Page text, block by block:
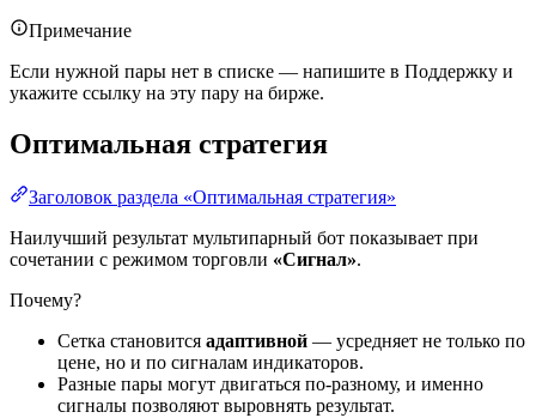
Примечание
Если нужной пары нет в списке — напишите в Поддержку и
укажите ссылку на эту пару на бирже.
Оптимальная стратегия
Заголовок раздела «Оптимальная стратегия»
Наилучший результат мультипарный бот показывает при
сочетании с режимом торговли «Сигнал».
Почему?
Сетка становится адаптивной — усредняет не только по
цене, но и по сигналам индикаторов.
Разные пары могут двигаться по-разному, и именно
сигналы позволяют выровнять результат.